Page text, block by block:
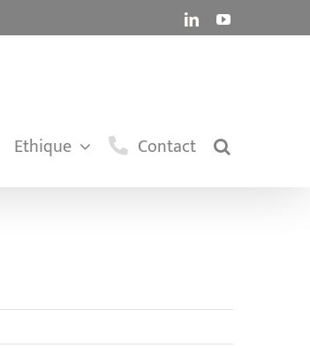
LinkedInYouTube
Ethique Contact